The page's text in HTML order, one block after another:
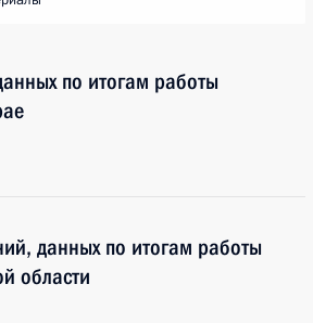
по итогам работы
данных по итогам работы
области